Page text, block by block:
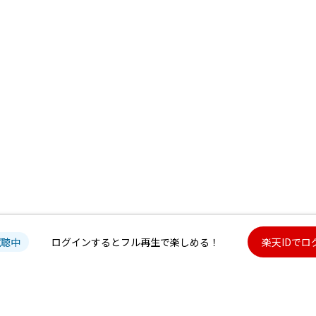
中 ログインするとフル再生で楽しめる！ 楽天IDでロ